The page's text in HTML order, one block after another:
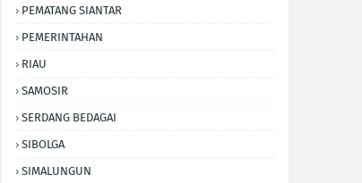
PEMATANG SIANTAR
PEMERINTAHAN
RIAU
SAMOSIR
SERDANG BEDAGAI
SIBOLGA
SIMALUNGUN